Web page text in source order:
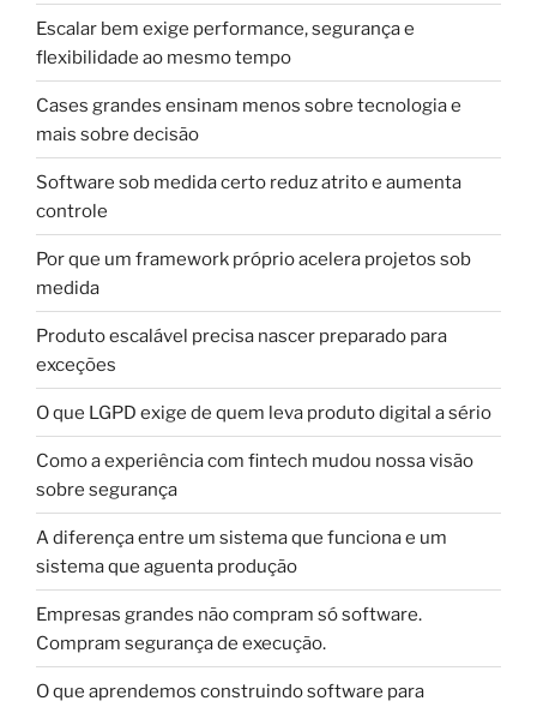
Escalar bem exige performance, segurança e
flexibilidade ao mesmo tempo
Cases grandes ensinam menos sobre tecnologia e
mais sobre decisão
Software sob medida certo reduz atrito e aumenta
controle
Por que um framework próprio acelera projetos sob
medida
Produto escalável precisa nascer preparado para
exceções
O que LGPD exige de quem leva produto digital a sério
Como a experiência com fintech mudou nossa visão
sobre segurança
A diferença entre um sistema que funciona e um
sistema que aguenta produção
Empresas grandes não compram só software.
Compram segurança de execução.
O que aprendemos construindo software para